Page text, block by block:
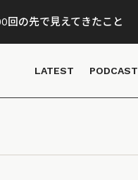
回の先で見えてきたこと
LATEST PODCAST